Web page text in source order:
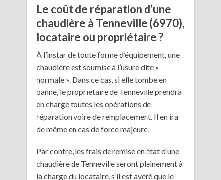
Le coût de réparation d’une
chaudière à Tenneville (6970),
locataire ou propriétaire ?
À l’instar de toute forme d’équipement, une
chaudière est soumise à l’usure dite «
normale ». Dans ce cas, si elle tombe en
panne, le propriétaire de Tenneville prendra
en charge toutes les opérations de
réparation voire de remplacement. Il en ira
de même en cas de force majeure.
Par contre, les frais de remise en état d’une
chaudière de Tenneville seront pleinement à
la charge du locataire, s’il est avéré que le